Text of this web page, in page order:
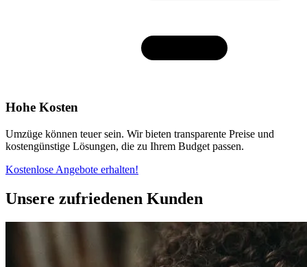
Hohe Kosten
Umzüge können teuer sein. Wir bieten transparente Preise und
kostengünstige Lösungen, die zu Ihrem Budget passen.
Kostenlose Angebote erhalten!
Unsere zufriedenen Kunden